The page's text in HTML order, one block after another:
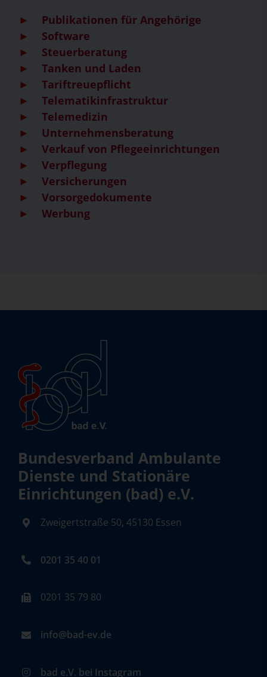
Publikationen für Angehörige
Software
Steuerberatung
Tanken und Laden
Tariftreuepflicht
Telematikinfrastruktur
Telemedizin
Unternehmensberatung
Verkauf von Pflegeeinrichtungen
Verpflegung
Versicherungen
Vorsorgedokumente
Werbung
Bundesverband Ambulante
Dienste und Stationäre
Einrichtungen (bad) e.V.
Zweigertstraße 50, 45130 Essen
0201 35 40 01
0201 35 79 80
info@bad-ev.de
bad e.V. bei Instagram